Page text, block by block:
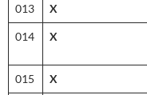
013 X
014 X
015 X